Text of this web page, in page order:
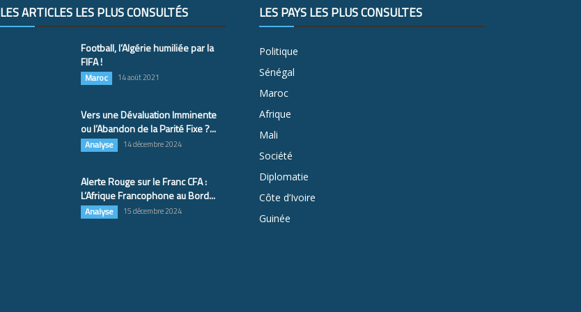
LES ARTICLES LES PLUS CONSULTÉS
Football, l’Algérie humiliée par la
FIFA !
Maroc 14 août 2021
Vers une Dévaluation Imminente
ou l’Abandon de la Parité Fixe ?...
Analyse 14 décembre 2024
Alerte Rouge sur le Franc CFA :
L’Afrique Francophone au Bord...
Analyse 15 décembre 2024
LES PAYS LES PLUS CONSULTÉS
Politique
Sénégal
Maroc
Afrique
Mali
Société
Diplomatie
Côte d’Ivoire
Guinée